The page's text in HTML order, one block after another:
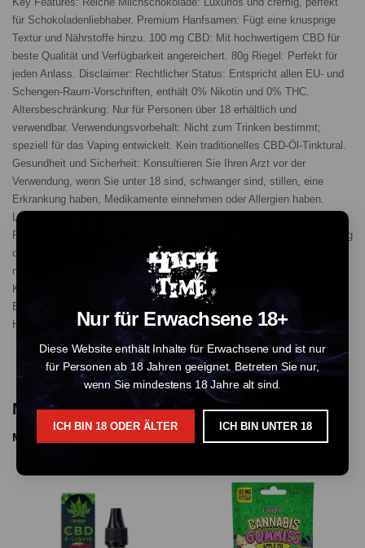
Nur für Erwachsene 18+
Diese Website enthält Inhalte für Erwachsene und ist nur
für Personen ab 18 Jahren geeignet. Betreten Sie nur,
wenn Sie mindestens 18 Jahre alt sind.
ICH BIN 18 ODER ÄLTER ICH BIN UNTER 18
für Schokoladenliebhaber. Premium Hanfsamen: Fügt eine knusprige
Textur und Nährstoffe hinzu. 100 mg CBD: Mit hochwertigem CBD für
beste Qualität und Verfügbarkeit angereichert. 80g Riegel: Perfekt für
jeden Anlass. Disclaimer: Rechtlicher Status: Entspricht allen EU- und
Schengen-Raum-Vorschriften, enthält 0% Nikotin und 0% THC.
Altersbeschränkung: Nur für Personen über 18 erhältlich und
verwendbar. Verwendungsvorbehalt: Nicht zum Trinken bestimmt;
speziell für das Vaping entwickelt. Kein traditionelles CBD-Öl-Tinktural.
Gesundheit und Sicherheit: Konsultieren Sie Ihren Arzt vor der
Verwendung, wenn Sie unter 18 sind, schwanger sind, stillen, eine
Erkrankung haben, Medikamente einnehmen oder Allergien haben.
Lagerung: Außerhalb der Reichweite von Kindern aufbewahren. Dieses
Produkt ist kein Nahrungsergänzungsmittel und ist nicht zur Vorbeugung
oder Heilung von Krankheiten bestimmt. Dosierung: Überschreiten Sie
nicht eine tägliche Einnahme von 70 mg CBD. Ingredients: Zucker,
Kakaobutter, Vollmilchpulver, Kakaomasse, geschälte Hanfsamen,
Emulgatoren (Sojalecithin, Polyglyceryl-Polyricinoleat), Vanille-Aroma,
Hanfextrakt mit CBD. Enthält kein THC.
More Products From This Vendor
More Products